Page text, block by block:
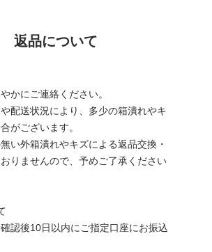
返品について
かにご連絡ください。
配送状況により、多少の箱潰れやキ
がございます。
い外箱潰れやキズによる返品交換・
りませんので、予めご了承ください
認後10日以内にご指定口座にお振込